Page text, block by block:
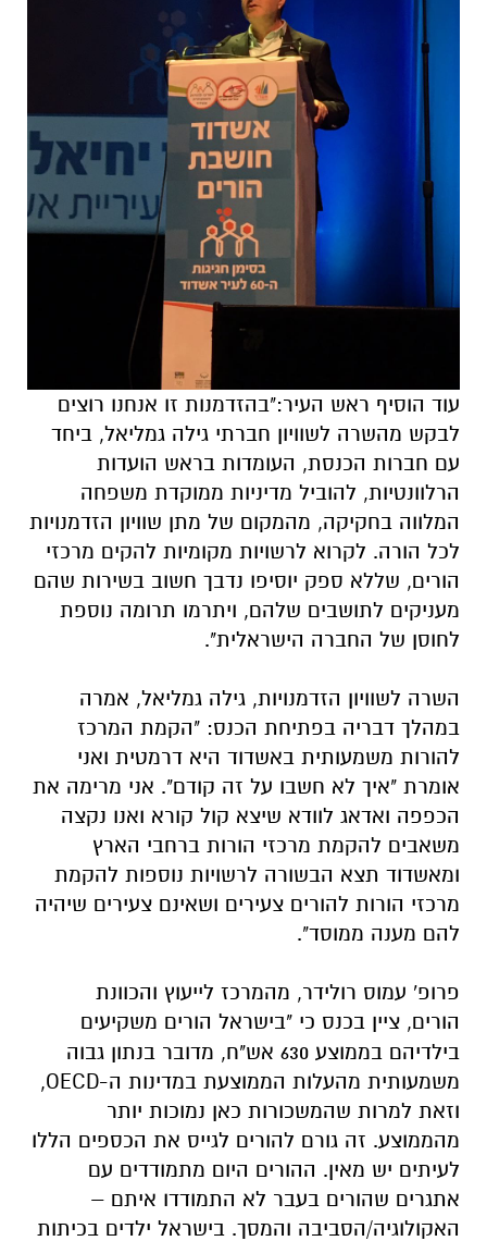
עם חברות הכנסת, העומדות בראש הועדות
הרלוונטיות, להוביל מדיניות ממוקדת משפחה
המלווה בחקיקה, מהמקום של מתן שוויון הזדמנויות
לכל הורה. לקרוא לרשויות מקומיות להקים מרכזי
הורים, שללא ספק יוסיפו נדבך חשוב בשירות שהם
מעניקים לתושבים שלהם, ויתרמו תרומה נוספת
לחוסן של החברה הישראלית".
השרה לשוויון הזדמנויות, גילה גמליאל, אמרה
במהלך דבריה בפתיחת הכנס: "הקמת המרכז
להורות משמעותית באשדוד היא דרמטית ואני
אומרת "איך לא חשבו על זה קודם". אני מרימה את
הכפפה ואדאג לוודא שיצא קול קורא ואנו נקצה
משאבים להקמת מרכזי הורות ברחבי הארץ
ומאשדוד תצא הבשורה לרשויות נוספות להקמת
מרכזי הורות להורים צעירים ושאינם צעירים שיהיה
להם מענה ממוסד".
פרופ' עמוס רולידר, מהמרכז לייעוץ והכוונת
הורים, ציין בכנס כי "בישראל הורים משקיעים
בילדיהם בממוצע 630 אש"ח, מדובר בנתון גבוה
מהממוצע. זה גורם להורים לגייס את הכספים הללו
לעיתים יש מאין. ההורים היום מתמודדים עם
אתגרים שהורים בעבר לא התמודדו איתם –
האקולוגיה/הסביבה והמסך. בישראל ילדים בכיתות
ג'-ו' נמצאים מול מסך למעלה מ-50% מזמן הערות
שלהם. זה בלתי הגיוני".
רולידר התייחס גם לשפע שיש בעולם המודרני
אדירות שמעמידות את ההורה במצב בלתי הגיוני.
ומול כל אלה הזמינות של ההורה הישראלי לחינוך
ילדיו הולכת ויורדת. אנחנו עשינו אאוט-סורסינג
לחינוך של ילדינו. יש לנו פחות מחצי שעה של
הורות משמעותית עם הילדים שלנו. אנחנו לא
מספיק בבית, אנחנו רוצים קריירה, ייעוד, יש לנו
חלומות. אבל - המדינה הזו יקרה מאוד וההורים
נאלצים לעבוד מאוד קשה ובסוף מי שמנצח הם
ייסורי המצפון של ההורים".